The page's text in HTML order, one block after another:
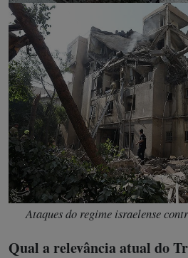
Ataques do regime israelense
Qual a relevância atual do